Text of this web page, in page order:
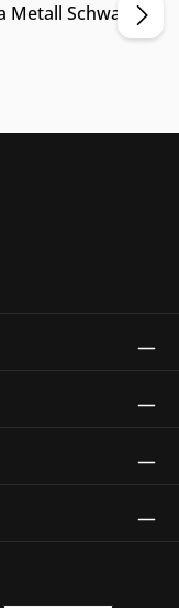
Metall Schwarz